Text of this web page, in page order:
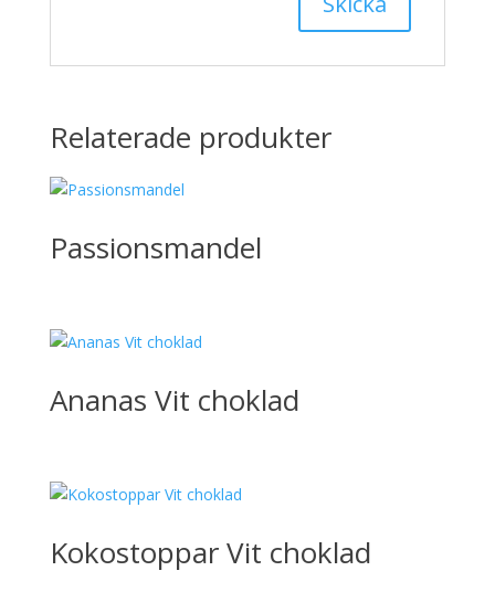
Relaterade produkter
Passionsmandel
Ananas Vit choklad
Kokostoppar Vit choklad